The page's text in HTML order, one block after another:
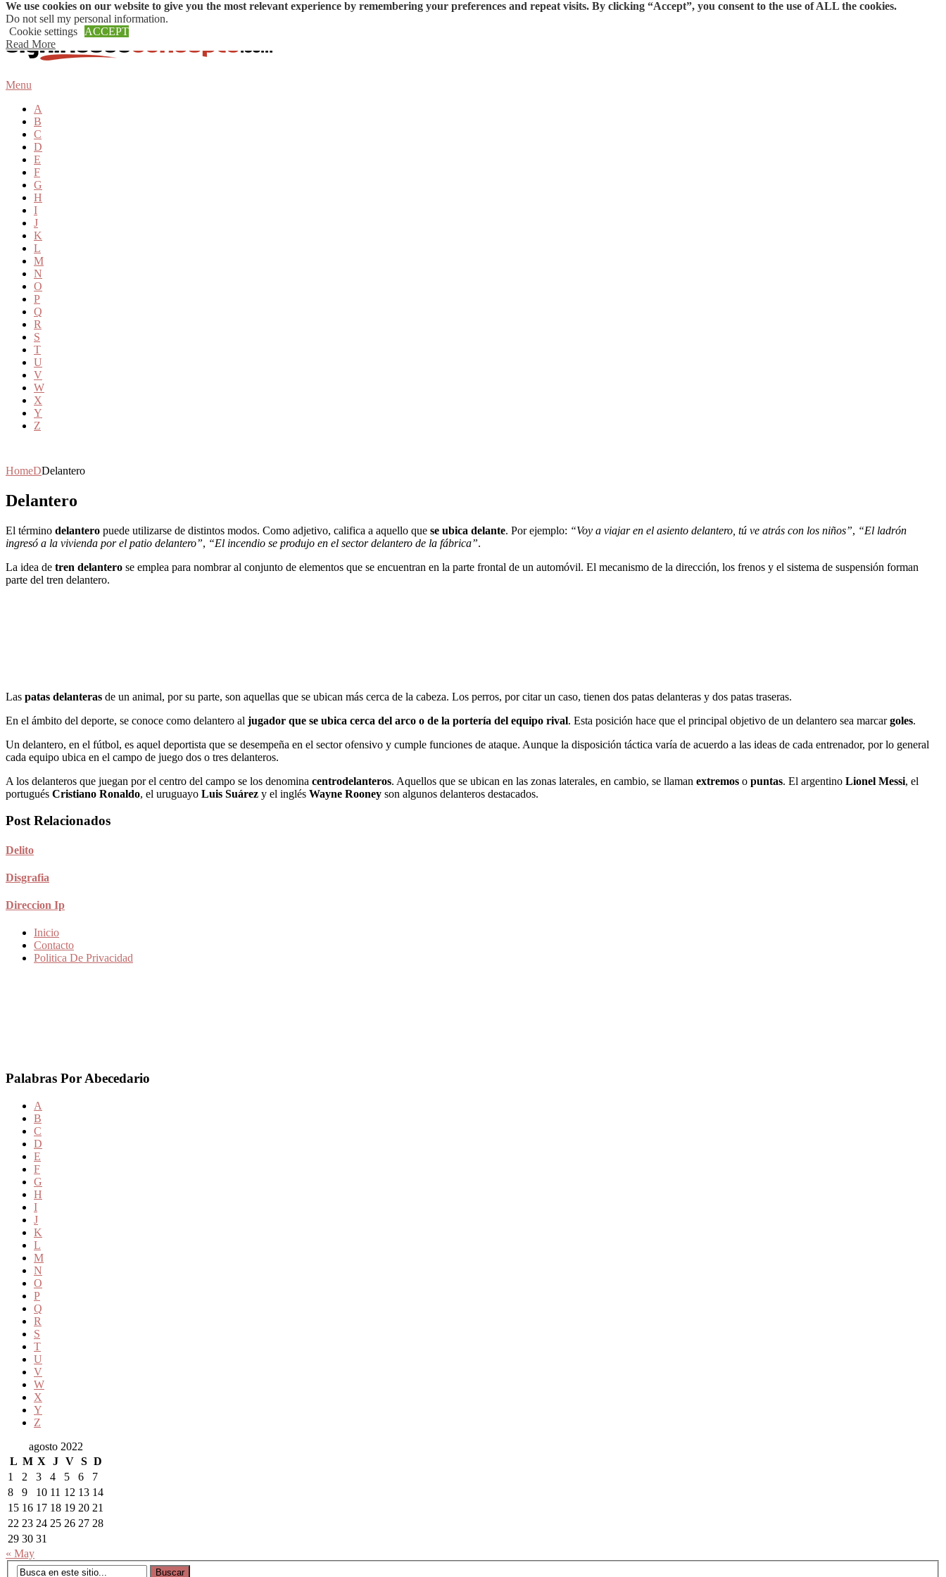
Skip to content
Menu
A
B
C
D
E
F
G
H
I
J
K
L
M
N
O
P
Q
R
S
T
U
V
W
X
Y
Z
HomeDDelantero
Delantero
El término delantero puede utilizarse de distintos modos. Como adjetivo, califica a aquello que se ubica delante. Por ejemplo: “Voy a viajar en el asiento delantero, tú ve atrás con los niños”, “El ladrón
ingresó a la vivienda por el patio delantero”, “El incendio se produjo en el sector delantero de la fábrica”.
La idea de tren delantero se emplea para nombrar al conjunto de elementos que se encuentran en la parte frontal de un automóvil. El mecanismo de la dirección, los frenos y el sistema de suspensión forman
parte del tren delantero.
Las patas delanteras de un animal, por su parte, son aquellas que se ubican más cerca de la cabeza. Los perros, por citar un caso, tienen dos patas delanteras y dos patas traseras.
En el ámbito del deporte, se conoce como delantero al jugador que se ubica cerca del arco o de la portería del equipo rival. Esta posición hace que el principal objetivo de un delantero sea marcargoles.
Un delantero, en el fútbol, es aquel deportista que se desempeña en el sector ofensivo y cumple funciones de ataque. Aunque la disposición táctica varía de acuerdo a las ideas de cada entrenador, por lo general
cada equipo ubica en el campo de juego dos o tres delanteros.
A los delanteros que juegan por el centro del campo se los denomina centrodelanteros. Aquellos que se ubican en las zonas laterales, en cambio, se llaman extremos o puntas. El argentino Lionel Messi, el
portugués Cristiano Ronaldo, el uruguayo Luis Suárez y el inglés Wayne Rooney son algunos delanteros destacados.
Post Relacionados
Delito
Disgrafia
Direccion Ip
Inicio
Contacto
Politica De Privacidad
Palabras Por Abecedario
A
B
C
D
E
F
G
H
I
J
K
L
M
N
O
P
Q
R
S
T
U
V
W
X
Y
Z
agosto 2022
L M X J V S D
1
2 3 4 5 6
7
8
9 10 11 12 13 14
15 16 17 18 19 20 21
22 23 24 25 26 27 28
29 30 31
« May
We use cookies on our website to give you the most relevant experience by remembering your preferences and repeat visits. By clicking “Accept”, you consent to the use of ALL the cookies.
Do not sell my personal information.
Cookie settings
ACCEPT
Read More